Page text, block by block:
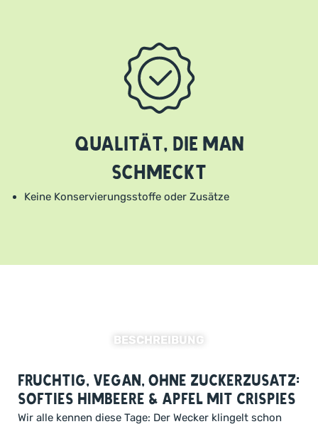
Qualität, die man
schmeckt
Keine Konservierungsstoffe oder Zusätze
BESCHREIBUNG
Fruchtig, vegan, ohne Zuckerzusatz:
Softies Himbeere & Apfel mit Crispies
Wir alle kennen diese Tage: Der Wecker klingelt schon